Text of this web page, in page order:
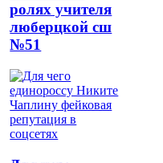
ролях учителя
люберцкой сш
№51